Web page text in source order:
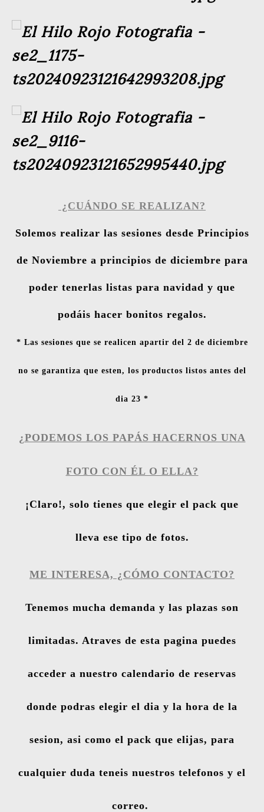
¿CUÁNDO SE REALIZAN?
Solemos realizar las sesiones desde Principios
de Noviembre a principios de diciembre para
poder tenerlas listas para navidad y que
podáis hacer bonitos regalos.
* Las sesiones que se realicen apartir del 2 de diciembre
no se garantiza que esten, los productos listos antes del
dia 23 *
¿PODEMOS LOS PAPÁS HACERNOS UNA
FOTO CON ÉL O ELLA?
¡Claro!, solo tienes que elegir el pack que
lleva ese tipo de fotos.
ME INTERESA, ¿CÓMO CONTACTO?
Tenemos mucha demanda y las plazas son
limitadas. Atraves de esta pagina puedes
acceder a nuestro calendario de reservas
donde podras elegir el dia y la hora de la
sesion, asi como el pack que elijas, para
cualquier duda teneis nuestros telefonos y el
correo.